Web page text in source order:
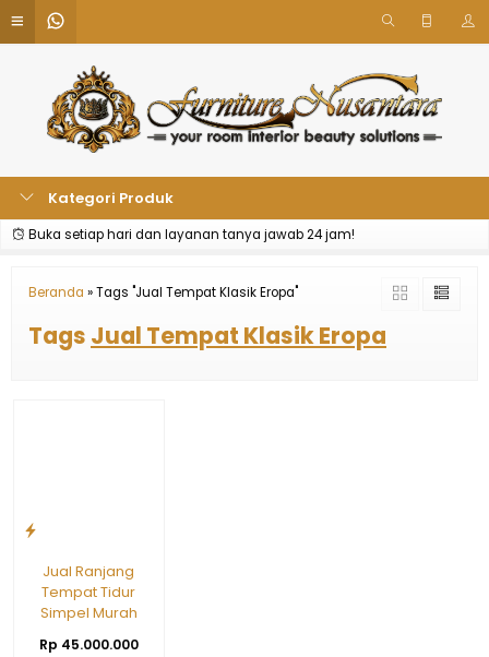
Kategori Produk
Buka setiap hari dan layanan tanya jawab 24 jam!
Beranda »Tags "Jual Tempat Klasik Eropa"
Tags Jual Tempat Klasik Eropa
Jual Ranjang
Tempat Tidur
Simpel Murah
Rp 45.000.000